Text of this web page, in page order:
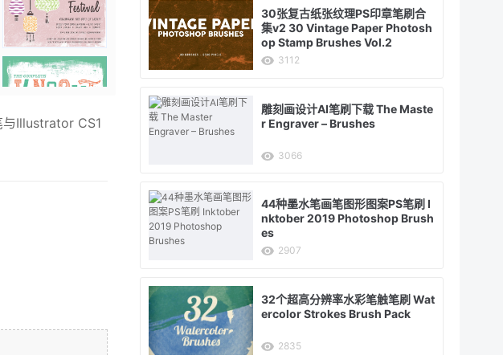
Illustrator CS1
30张复古纸张纹理PS印章笔刷合
集v2 30 Vintage Paper Photosh
op Stamp Brushes Vol.2
3112
雕刻画设计AI笔刷下载 The Maste
r Engraver – Brushes
3066
44种墨水笔画笔图形图案PS笔刷 I
nktober 2019 Photoshop Brush
es
2907
32个超高分辨率水彩笔触笔刷 Wat
ercolor Strokes Brush Pack
2835